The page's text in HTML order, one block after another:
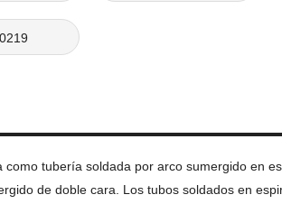
como tubería soldada por arco sumergido en
de doble cara. Los tubos soldados en